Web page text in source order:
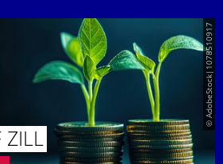
© AdobeStock|1078510917
ZILL